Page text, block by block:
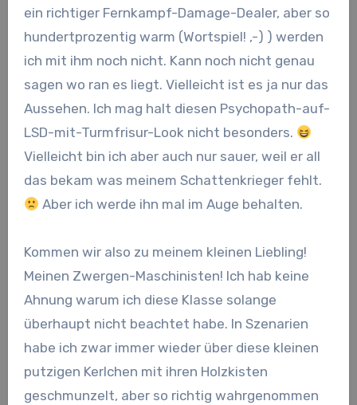
ein richtiger Fernkampf-Damage-Dealer, aber so
hundertprozentig warm (Wortspiel! ,-) ) werden
ich mit ihm noch nicht. Kann noch nicht genau
sagen wo ran es liegt. Vielleicht ist es ja nur das
Aussehen. Ich mag halt diesen Psychopath-auf-
LSD-mit-Turmfrisur-Look nicht besonders.
Vielleicht bin ich aber auch nur sauer, weil er all
das bekam was meinem Schattenkrieger fehlt.
Aber ich werde ihn mal im Auge behalten.
Kommen wir also zu meinem kleinen Liebling!
Meinen Zwergen-Maschinisten! Ich hab keine
Ahnung warum ich diese Klasse solange
überhaupt nicht beachtet habe. In Szenarien
habe ich zwar immer wieder über diese kleinen
putzigen Kerlchen mit ihren Holzkisten
geschmunzelt, aber so richtig wahrgenommen